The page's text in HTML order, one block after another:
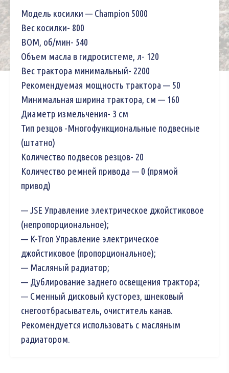
Модель косилки — Champion 5000
Вес косилки- 800
ВОМ, об/мин- 540
Объем масла в гидросистеме, л- 120
Вес трактора минимальный- 2200
Рекомендуемая мощность трактора — 50
Минимальная ширина трактора, см — 160
Диаметр измельчения- 3 см
Тип резцов -Многофункциональные подвесные
(штатно)
Количество подвесов резцов- 20
Количество ремней привода — 0 (прямой
привод)
— JSE Управление электрическое джойстиковое
(непропорциональное);
— K-Tron Управление электрическое
джойстиковое (пропорциональное);
— Масляный радиатор;
— Дублирование заднего освещения трактора;
— Сменный дисковый кусторез, шнековый
снегоотбрасыватель, очиститель канав.
Рекомендуется использовать с масляным
радиатором.